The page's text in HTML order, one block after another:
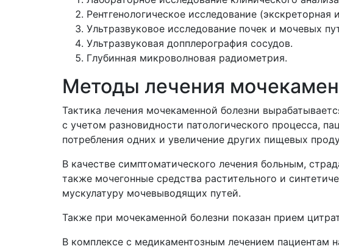
Рентгенологическое исследование (экскреторная
Ультразвуковое исследование почек и мочевых
Ультразвуковая допплерография сосудов.
Глубинная микроволновая радиометрия.
Методы лечения
Тактика лечения мочекаменной болезни
с учетом разновидности патологического процесса,
потребления одних и увеличение других пищевых
В качестве симптоматического лечения больным,
также мочегонные средства растительного и
мускулатуру мочевыводящих путей.
Также при мочекаменной болезни показан прием
В комплексе с медикаментозным лечением пациентам